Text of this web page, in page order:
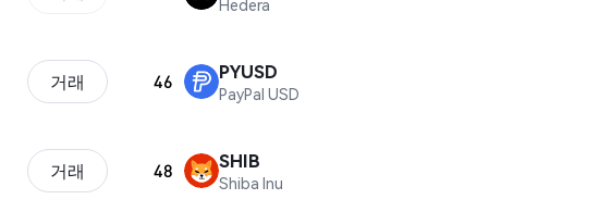
Hedera
거래 46 PYUSD
PayPal USD
거래 48 SHIB
Shiba Inu